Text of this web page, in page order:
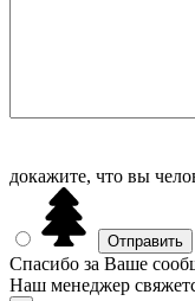
докажите, что вы
Спасибо за Ваше
Наш менеджер